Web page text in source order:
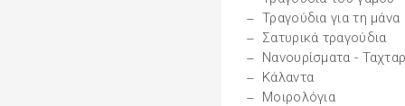
Τραγούδια για τη μάνα
Σατυρικά τραγούδια
Νανουρίσματα -
Κάλαντα
Μοιρολόγια